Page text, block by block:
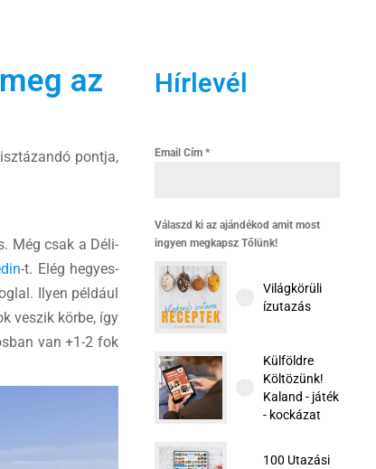
az
pontja,
Még csak a Déli-
-t. Elég hegyes-
Ilyen például
veszik körbe, így
van +1-2 fok
Hírlevél
Email Cím *
Válaszd ki az ajándékod amit most
ingyen megkapsz Tőlünk!
Világkörüli
ízutazás
Külföldre
Költözünk!
Kaland - játék
- kockázat
100 Utazási